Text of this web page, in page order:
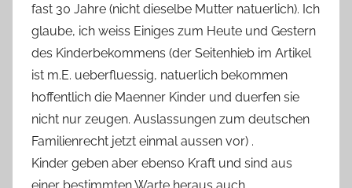
fast 30 Jahre (nicht dieselbe Mutter natuerlich). Ich
glaube, ich weiss Einiges zum Heute und Gestern
des Kinderbekommens (der Seitenhieb im Artikel
ist m.E. ueberfluessig, natuerlich bekommen
hoffentlich die Maenner Kinder und duerfen sie
nicht nur zeugen. Auslassungen zum deutschen
Familienrecht jetzt einmal aussen vor) .
Kinder geben aber ebenso Kraft und sind aus
einer bestimmten Warte heraus auch